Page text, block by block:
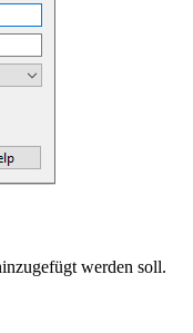
werden soll.